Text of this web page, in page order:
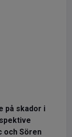
på skador i
och Sören